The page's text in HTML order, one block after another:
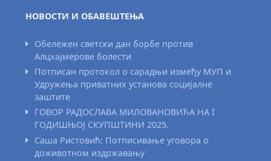
НОВОСТИ И ОБАВЕШТЕЊА
Обележен светски дан борбе против
Алцхајмерове болести
Потписан протокол о сарадњи између МУП и
Удружења приватних установа социјалне
заштите
ГОВОР РАДОСЛАВА МИЛОВАНОВИЋА НА I
ГОДИШЊОЈ СКУПШТИНИ 2025.
Саша Ристовић: Потписивање уговора о
доживотном издржавању